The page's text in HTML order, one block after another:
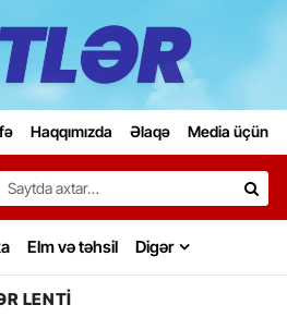
Haqqımızda Əlaqə Media üçün
Search…
Elm və təhsil Digər
LENTI